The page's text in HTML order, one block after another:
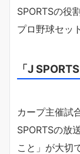
SPORTSの役
プロ野球セッ
「J
カープ主催試
SPORTSの放
こと」が大切